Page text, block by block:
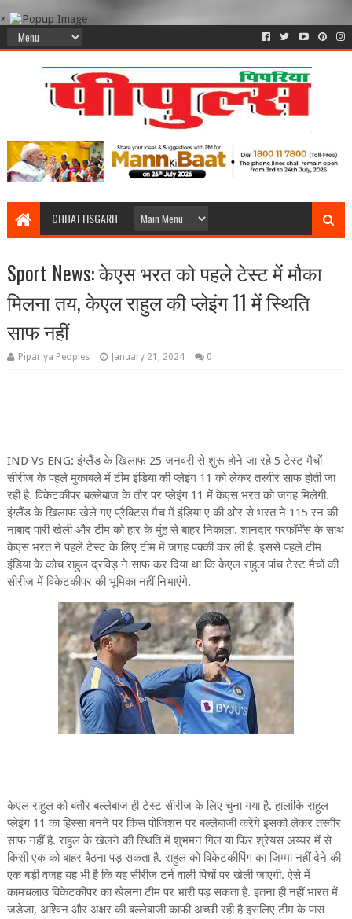
×
CHHATTISGARH
Sport News: केएस भरत को पहले टेस्ट में मौका
मिलना तय, केएल राहुल की प्लेइंग 11 में स्थिति
साफ नहीं
Pipariya Peoples January 21, 2024 0
IND Vs ENG: इंग्लैंड के खिलाफ 25 जनवरी से शुरू होने जा रहे 5 टेस्ट मैचों
सीरीज के पहले मुकाबले में टीम इंडिया की प्लेइंग 11 को लेकर तस्वीर साफ होती जा
रही है. विकेटकीपर बल्लेबाज के तौर पर प्लेइंग 11 में केएस भरत को जगह मिलेगी.
इंग्लैंड के खिलाफ खेले गए प्रैक्टिस मैच में इंडिया ए की ओर से भरत ने 115 रन की
नाबाद पारी खेली और टीम को हार के मुंह से बाहर निकाला. शानदार परफॉर्मेंस के साथ
केएस भरत ने पहले टेस्ट के लिए टीम में जगह पक्की कर ली है. इससे पहले टीम
इंडिया के कोच राहुल द्रविड़ ने साफ कर दिया था कि केएल राहुल पांच टेस्ट मैचों की
सीरीज में विकेटकीपर की भूमिका नहीं निभाएंगे.
केएल राहुल को बतौर बल्लेबाज ही टेस्ट सीरीज के लिए चुना गया है. हालांकि राहुल
प्लेइंग 11 का हिस्सा बनने पर किस पोजिशन पर बल्लेबाजी करेंगे इसको लेकर तस्वीर
साफ नहीं है. राहुल के खेलने की स्थिति में शुभमन गिल या फिर श्रेयस अय्यर में से
किसी एक को बाहर बैठना पड़ सकता है. राहुल को विकेटकीपिंग का जिम्मा नहीं देने की
एक बड़ी वजह यह भी है कि यह सीरीज टर्न वाली पिचों पर खेली जाएगी. ऐसे में
कामचलाउ विकेटकीपर का खेलना टीम पर भारी पड़ सकता है. इतना ही नहीं भारत में
जडेजा, अश्विन और अक्षर की बल्लेबाजी काफी अच्छी रही है इसलिए टीम के पास